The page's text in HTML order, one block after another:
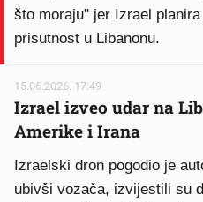
što moraju" jer Izrael
prisutnost u Libanonu.
15.06.2026. 17:49
Izrael izveo udar na
Amerike i Irana
Izraelski dron pogodio je
ubivši vozača, izvijestili su